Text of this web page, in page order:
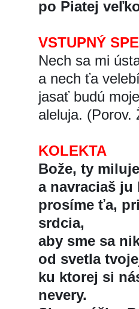
po Piatej
VSTUPNÝ
Nech sa mi
a nech ťa
jasať budú
aleluja. (Porov.
KOLEKTA
Bože, ty
a navraciaš
prosíme ťa,
srdcia,
aby sme sa
od svetla
ku ktorej si
nevery.